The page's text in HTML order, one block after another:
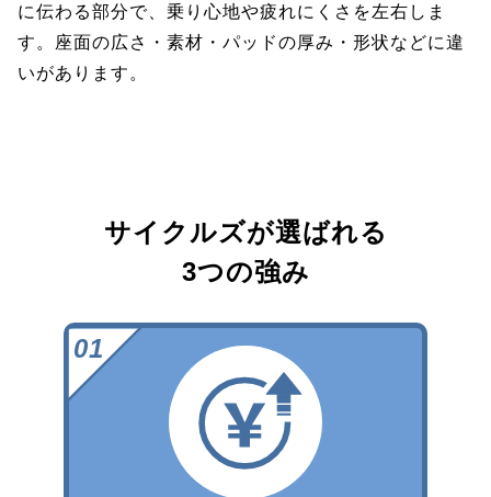
に伝わる部分で、乗り心地や疲れにくさを左右しま
す。座面の広さ・素材・パッドの厚み・形状などに違
いがあります。
サイクルズが選ばれる
3つの強み